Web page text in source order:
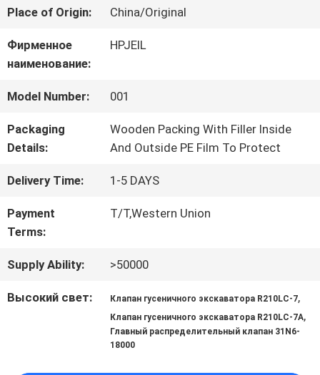
СЛУЧАИ
КАРТА
САЙТА
PRIVACY
POLICY
Place of Origin: China/Original
Фирменное
наименование:
HPJEIL
Model Number: 001
Packaging
Details:
Wooden Packing With Filler Inside
And Outside PE Film To Protect
Delivery Time: 1-5 DAYS
Payment
Terms:
T/T,Western Union
Supply Ability: >50000
Высокий свет: Клапан гусеничного экскаватора R210LC-7,
Клапан гусеничного экскаватора R210LC-7A,
Главный распределительный клапан 31N6-
18000